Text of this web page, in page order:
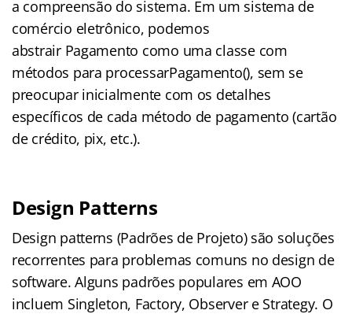
a compreensão do sistema. Em um sistema de
comércio eletrônico, podemos
abstrair Pagamento como uma classe com
métodos para processarPagamento(), sem se
preocupar inicialmente com os detalhes
específicos de cada método de pagamento (cartão
de crédito, pix, etc.).
Design Patterns
Design patterns (Padrões de Projeto) são soluções
recorrentes para problemas comuns no design de
software. Alguns padrões populares em AOO
incluem Singleton, Factory, Observer e Strategy. O